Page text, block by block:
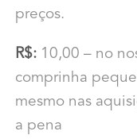
preços.
R$:10,00 – no
comprinha
mesmo nas
a pena